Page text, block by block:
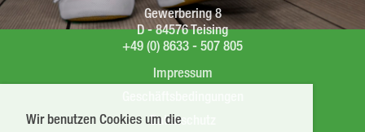
Wir benutzen Cookies um die
Gewerbering 8
D - 84576 Teising
+49 (0) 8633 - 507 805
Impressum
Datenschutz